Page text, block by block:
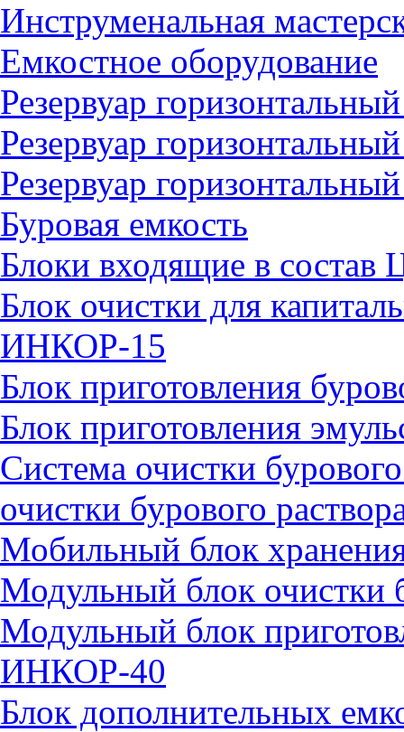
Инструменальная
Емкостное оборудование
Резервуар
Резервуар
Резервуар
Буровая емкость
Блоки входящие в состав
Блок очистки для
ИНКОР-15
Блок приготовления
Блок приготовления
Система очистки
очистки бурового
Мобильный блок
Модульный блок очистки
Модульный блок
ИНКОР-40
Блок дополнительных